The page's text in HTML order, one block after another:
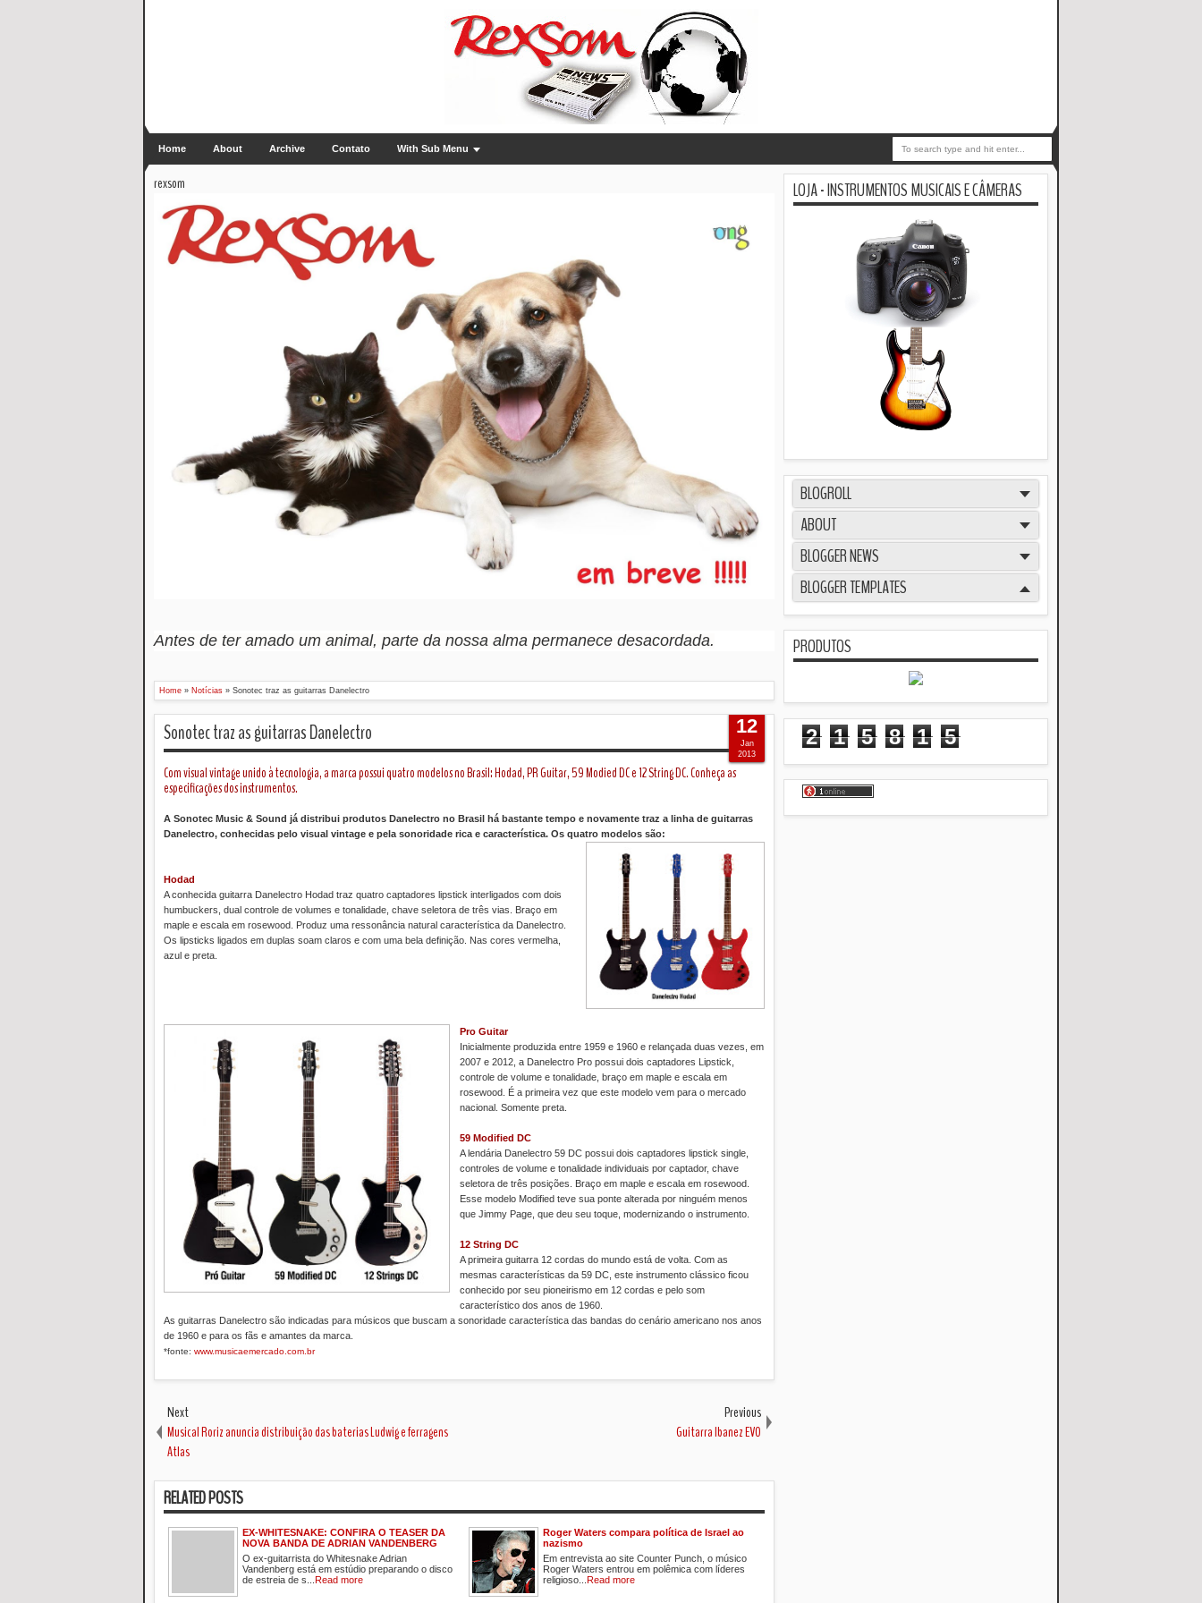
Home About Archive Contato With Sub Menu
rexsom
Antes de ter amado um animal, parte da nossa alma permanece desacordada.
Home » Notícias » Sonotec traz as guitarras Danelectro
Sonotec traz as guitarras Danelectro
Com visual vintage unido à tecnologia, a marca possui quatro modelos no Brasil: Hodad, PR Guitar, 59 Modied DC e 12 String DC. Conheça as
especificações dos instrumentos.
A Sonotec Music & Sound já distribui produtos Danelectro no Brasil há bastante tempo e novamente traz a linha de guitarras
Danelectro, conhecidas pelo visual vintage e pela sonoridade rica e característica. Os quatro modelos são:
Hodad
A conhecida guitarra Danelectro Hodad traz quatro captadores lipstick interligados com dois
humbuckers, dual controle de volumes e tonalidade, chave seletora de três vias. Braço em
maple e escala em rosewood. Produz uma ressonância natural característica da Danelectro.
Os lipsticks ligados em duplas soam claros e com uma bela definição. Nas cores vermelha,
azul e preta.
Pro Guitar
Inicialmente produzida entre 1959 e 1960 e relançada duas vezes, em
2007 e 2012, a Danelectro Pro possui dois captadores Lipstick,
controle de volume e tonalidade, braço em maple e escala em
rosewood. É a primeira vez que este modelo vem para o mercado
nacional. Somente preta.
59 Modified DC
A lendária Danelectro 59 DC possui dois captadores lipstick single,
controles de volume e tonalidade individuais por captador, chave
seletora de três posições. Braço em maple e escala em rosewood.
Esse modelo Modified teve sua ponte alterada por ninguém menos
que Jimmy Page, que deu seu toque, modernizando o instrumento.
12 String DC
A primeira guitarra 12 cordas do mundo está de volta. Com as
mesmas características da 59 DC, este instrumento clássico ficou
conhecido por seu pioneirismo em 12 cordas e pelo som
característico dos anos de 1960.
As guitarras Danelectro são indicadas para músicos que buscam a sonoridade característica das bandas do cenário americano nos anos
de 1960 e para os fãs e amantes da marca.
*fonte: www.musicaemercado.com.br
12
Jan
2013
Next
Musical Roriz anuncia distribuição das baterias Ludwig e ferragens
Atlas
Previous
Guitarra Ibanez EVO
RELATED POSTS
EX-WHITESNAKE: CONFIRA O TEASER DA
NOVA BANDA DE ADRIAN VANDENBERG
O ex-guitarrista do Whitesnake Adrian
Vandenberg está em estúdio preparando o disco
de estreia de s... Read more
Roger Waters compara política de Israel ao
nazismo
Em entrevista ao site Counter Punch, o músico
Roger Waters entrou em polêmica com líderes
religioso... Read more
LOJA - INSTRUMENTOS MUSICAIS E CÂMERAS
BLOGROLL
ABOUT
BLOGGER NEWS
BLOGGER TEMPLATES
PRODUTOS
2 1 5 8 1 5